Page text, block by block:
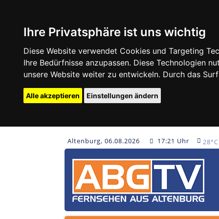
Ihre Privatsphäre ist uns wichtig
Diese Website verwendet Cookies und Targeting
Ihre Bedürfnisse anzupassen. Diese Technologien
unsere Website weiter zu entwickeln. Durch das
Alle akzeptieren Einstellungen ändern
Altenburg, 06.08.2026 17:21 Uhr 28°C